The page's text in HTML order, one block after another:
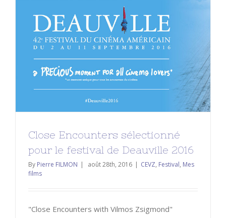
Close Encounters sélectionné pour
le festival de Deauville 2016
CEVZ Festival Mes films
Close Encounters sélectionné
pour le festival de Deauville 2016
By Pierre FILMON | août 28th, 2016 | CEVZ, Festival, Mes
films
"Close Encounters with Vilmos Zsigmond"